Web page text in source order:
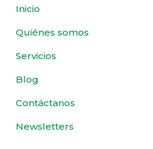
Inicio
Quiénes somos
Servicios
Blog
Contáctanos
Newsletters